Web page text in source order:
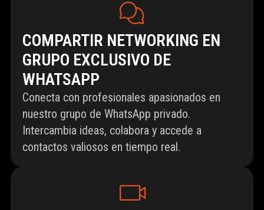
COMPARTIR NETWORKING EN
GRUPO EXCLUSIVO DE
WHATSAPP
Conecta con profesionales apasionados en
nuestro grupo de WhatsApp privado.
Intercambia ideas, colabora y accede a
contactos valiosos en tiempo real.